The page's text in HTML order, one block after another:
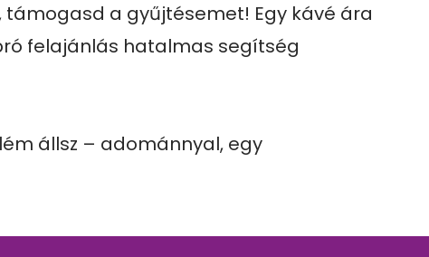
támogasd a gyűjtésemet! Egy kávé ára
felajánlás hatalmas segítség
állsz – adománnyal, egy